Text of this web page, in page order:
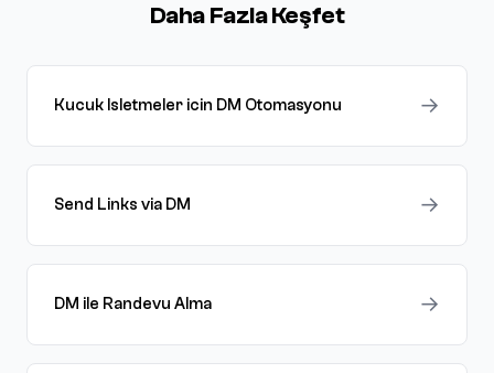
Daha Fazla Keşfet
Kucuk Isletmeler icin DM Otomasyonu →
Send Links via DM →
DM ile Randevu Alma →